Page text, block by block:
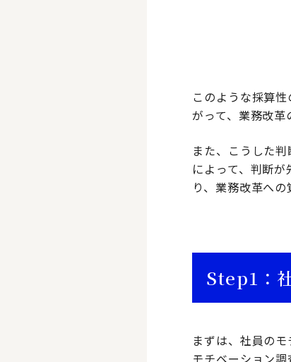
このような採算
がって、業務改革
また、こうした
によって、判断
り、業務改革への
Step1：
まずは、社員のモ